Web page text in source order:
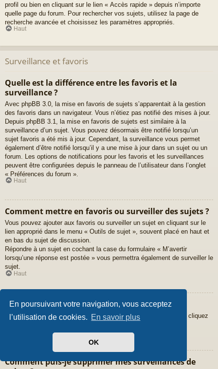
En poursuivant votre navigation, vous acceptez
l’utilisation de cookies. En savoir plus
OK
profil ou bien en cliquant sur le lien « Accès rapide » depuis n’importe
quelle page du forum. Pour rechercher vos sujets, utilisez la page de
recherche avancée et choisissez les paramètres appropriés.
Haut
Surveillance et favoris
Quelle est la différence entre les favoris et la
surveillance ?
Avec phpBB 3.0, la mise en favoris de sujets s’apparentait à la gestion
des favoris dans un navigateur. Vous n’étiez pas notifié des mises à jour.
Depuis phpBB 3.1, la mise en favoris de sujets est similaire à la
surveillance d’un sujet. Vous pouvez désormais être notifié lorsqu’un
sujet favoris a été mis à jour. Cependant, la surveillance vous permet
également d’être notifié lorsqu’il y a une mise à jour dans un sujet ou un
forum. Les options de notifications pour les favoris et les surveillances
peuvent être configurées depuis le panneau de l’utilisateur dans l’onglet
« Préférences du forum ».
Haut
Comment mettre en favoris ou surveiller des sujets ?
Vous pouvez ajouter aux favoris ou surveiller un sujet en cliquant sur le
lien approprié dans le menu « Outils de sujet », souvent placé en haut et
en bas du sujet de discussion.
Répondre à un sujet en cochant la case du formulaire « M’avertir
lorsqu’une réponse est postée » vous permettra également de surveiller le
sujet.
Haut
Comment surveiller des forums ?
Pour surveiller un forum en particulier, une fois entré sur celui-ci, cliquez
Comment puis-je supprimer mes surveillances de